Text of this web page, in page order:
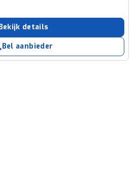
details
Bel aanbieder